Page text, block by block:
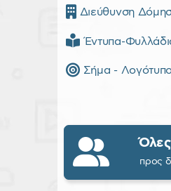
Διεύθυνση
Έντυπα-
Σήμα -
Όλες
προς